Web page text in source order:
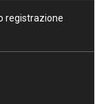
registrazione